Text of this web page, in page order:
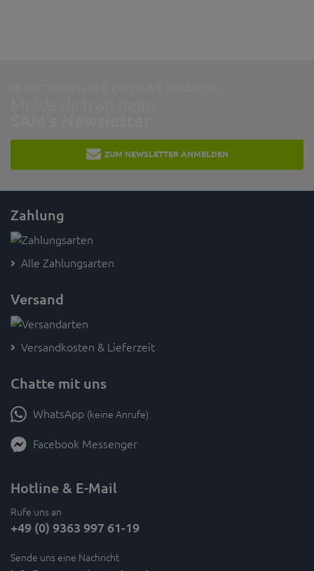
ZUM NEWSLETTER ANMELDEN
Zahlung
Alle Zahlungsarten
Versand
Versandkosten & Lieferzeit
Chatte mit uns
WhatsApp (keine Anrufe)
Facebook Messenger
Hotline & E-Mail
Rufe uns an
+49 (0) 9363 997 61-19
Sende uns eine Nachricht